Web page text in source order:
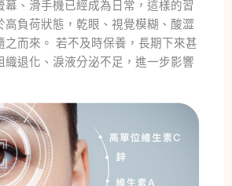
幕、滑手機已經成為日常，這樣的習
高負荷狀態，乾眼、視覺模糊、酸澀
之而來。 若不及時保養，長期下來甚
織退化、淚液分泌不足，進一步影響